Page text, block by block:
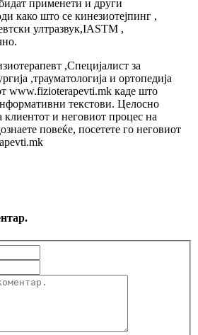
применети и други
како што се кинезиотејпинг ,
ултразвук,IASTM ,
,Специјалист за
,трауматолoгија и ортопедија
www.fizioterapevti.mk каде што
текстови. Целосно
клиентот и неговиот процес на
повеќе, посетете го неговиот